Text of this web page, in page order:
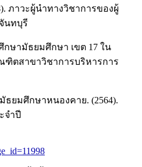
ภาวะผู้นำทางวิชาการของผู้
นทบุรี
ษามัธยมศึกษา เขต 17 ใน
ตสาขาวิชาการบริหารการ
ยมศึกษาหนองคาย. (2564).
จำปี